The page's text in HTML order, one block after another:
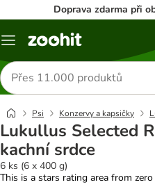
Doprava zdarma při
Menu
Hledat
produkty
Psi Konzervy a kapsičky
Lukullus Selected
kachní srdce
6 ks (6 x 400 g)
This is a stars rating area from